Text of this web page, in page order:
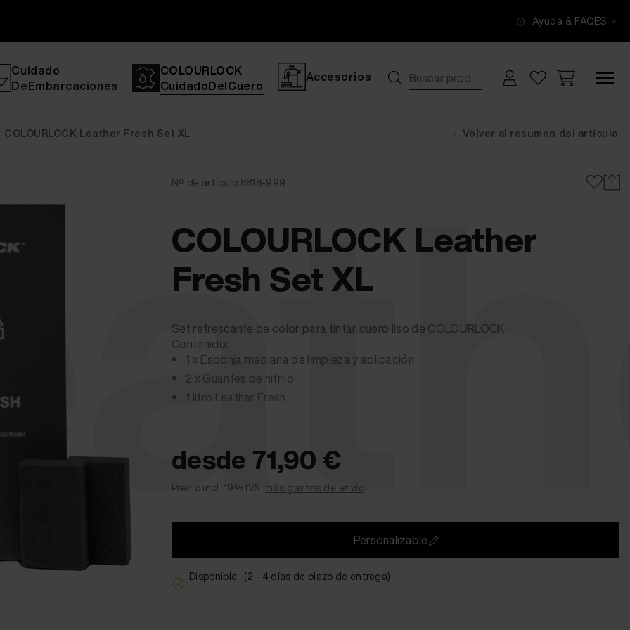
Ayuda & FAQES
Cuidado
DeEmbarcaciones
COLOURLOCK
CuidadoDelCuero
Accesorios
COLOURLOCK Leather Fresh Set XL Volver al resumen del artículo
Nº de artículo 8818-999
COLOURLOCK Leather
Fresh Set XL
Set refrescante de color para tintar cuero liso de COLOURLOCK
Contenido:
1 x Esponja mediana de limpieza y aplicación
2 x Guantes de nitrilo
1 litro Leather Fresh
desde 71,90 €
Precio incl. 19% IVA. más gastos de envío
Personalizable
Disponible (2 - 4 días de plazo de entrega)